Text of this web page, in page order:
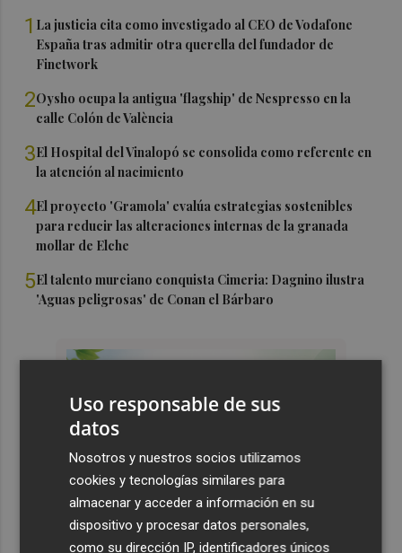
1 La justicia cita como investigado al CEO de Vodafone
España tras admitir otra querella del fundador de
Finetwork
2Oysho ocupa la antigua 'flagship' de Nespresso en la
calle Colón de València
3El Hospital del Vinalopó se consolida como referente en
la atención al nacimiento
4El proyecto 'Gramola' evalúa estrategias sostenibles
para reducir las alteraciones internas de la granada
mollar de Elche
5El talento murciano conquista Cimeria: Dagnino ilustra
'Aguas peligrosas' de Conan el Bárbaro
Uso responsable de sus
datos
Nosotros y nuestros socios utilizamos
cookies y tecnologías similares para
almacenar y acceder a información en su
dispositivo y procesar datos personales,
como su dirección IP, identificadores únicos